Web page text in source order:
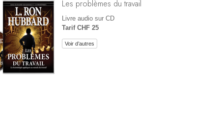
Les problèmes du travail
Livre audio sur CD
Tarif CHF 25
Voir d’autres